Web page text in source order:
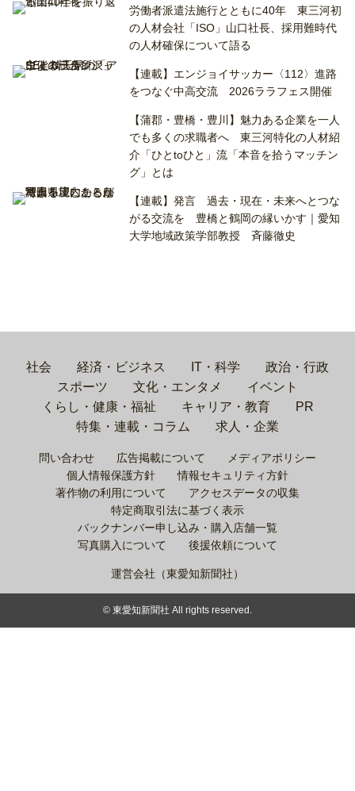
労働者派遣法施行とともに40年 東三河初
の人材会社「ISO」山口社長、採用難時代
の人材確保について語る
【連載】エンジョイサッカー〈112〉進路
をつなぐ中高交流 2026ララフェス開催
【蒲郡・豊橋・豊川】魅力ある企業を一人
でも多くの求職者へ 東三河特化の人材紹
介「ひとtoひと」流「本音を拾うマッチン
グ」とは
【連載】発言 過去・現在・未来へとつな
がる交流を 豊橋と鶴岡の縁いかす｜愛知
大学地域政策学部教授 斉藤徹史
社会 経済・ビジネス IT・科学
政治・行政
スポーツ
文化・エンタメ
イベント
くらし・健康・福祉
キャリア・教育
PR
特集・連載・コラム
求人・企業
問い合わせ 広告掲載について
メディアポリシー
個人情報保護方針
情報セキュリティ方針
著作物の利用について
アクセスデータの収集
特定商取引法に基づく表示
バックナンバー申し込み・購入店舗一覧
写真購入について
後援依頼について
運営会社（東愛知新聞社）
© 東愛知新聞社 All rights reserved.